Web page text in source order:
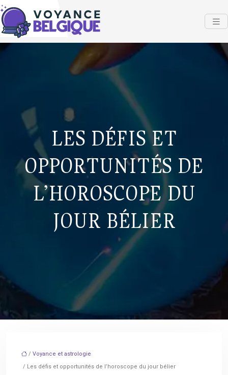
LES DÉFIS ET
OPPORTUNITÉS DE
L’HOROSCOPE DU
JOUR BÉLIER
/ Voyance et astrologie
/ Les défis et opportunités de l’horoscope du jour bélier